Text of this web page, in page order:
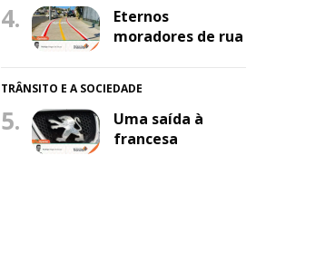
4.
Eternos
moradores de rua
TRÂNSITO E A SOCIEDADE
5.
Uma saída à
francesa